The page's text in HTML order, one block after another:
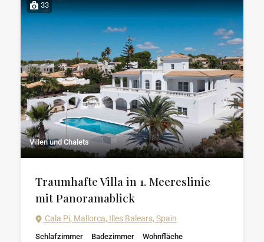
33
Villen und Chalets
Traumhafte Villa in 1. Meereslinie
mit Panoramablick
Cala Pi, Mallorca, Illes Balears, Spain
Schlafzimmer
Badezimmer
Wohnfläche